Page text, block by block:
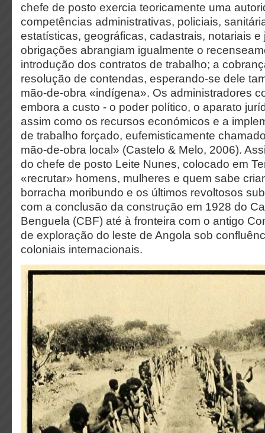
chefe de posto exercia teoricamente uma
competências administrativas, policiais,
estatísticas, geográficas, cadastrais, notariais e
obrigações abrangiam igualmente o
introdução dos contratos de trabalho; a
resolução de contendas, esperando-se dele
mão-de-obra «indígena». Os administradores
embora a custo - o poder político, o aparato
assim como os recursos económicos e a
de trabalho forçado, eufemisticamente
mão-de-obra local» (Castelo & Melo, 2006).
do chefe de posto Leite Nunes, colocado em
«recrutar» homens, mulheres e quem sabe
borracha moribundo e os últimos revoltosos
com a conclusão da construção em 1928 do
Benguela (CBF) até à fronteira com o antigo
de exploração do leste de Angola sob
coloniais internacionais.